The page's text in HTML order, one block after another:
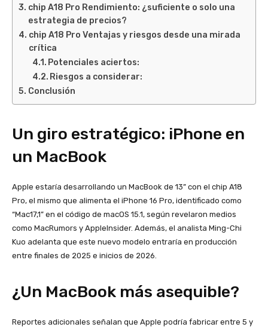
chip A18 Pro Rendimiento: ¿suficiente o solo una
estrategia de precios?
chip A18 Pro Ventajas y riesgos desde una mirada
crítica
Potenciales aciertos:
Riesgos a considerar:
Conclusión
Un giro estratégico: iPhone en
un MacBook
Apple estaría desarrollando un MacBook de 13” con el chip A18
Pro, el mismo que alimenta el iPhone 16 Pro, identificado como
“Mac17,1” en el código de macOS 15.1, según revelaron medios
como MacRumors y AppleInsider. Además, el analista Ming-Chi
Kuo adelanta que este nuevo modelo entraría en producción
entre finales de 2025 e inicios de 2026.
¿Un MacBook más asequible?
Reportes adicionales señalan que Apple podría fabricar entre 5 y